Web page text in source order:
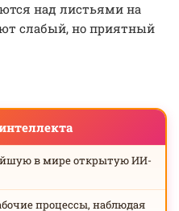
над листьями на
слабый, но приятный
в мире открытую ИИ-
процессы, наблюдая